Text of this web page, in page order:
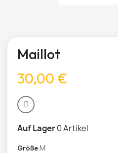
Maillot
30,00 €
Auf Lager0 Artikel
Größe M